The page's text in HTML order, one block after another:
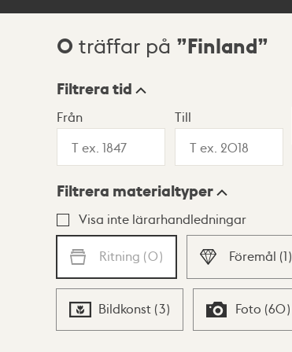
Sökresultat
0 träffar på Finland
Visningsläge
Lista Karta
Filtrera tid
Från Till
Filtrera materialtyper
Visa inte lärarhandledningar
Ritning (0) Föremål (1)
Bildkonst (3) Foto (60)